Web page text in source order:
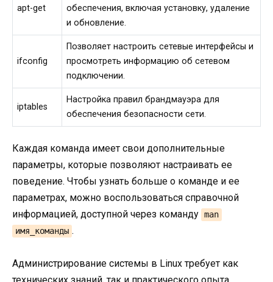
apt-get
обеспечения, включая установку, удаление
и обновление.
ifconfig
Позволяет настроить сетевые интерфейсы и
просмотреть информацию об сетевом
подключении.
iptables
Настройка правил брандмауэра для
обеспечения безопасности сети.
Каждая команда имеет свои дополнительные
параметры, которые позволяют настраивать ее
поведение. Чтобы узнать больше о команде и ее
параметрах, можно воспользоваться справочной
информацией, доступной через команду man
имя_команды .
Администрирование системы в Linux требует как